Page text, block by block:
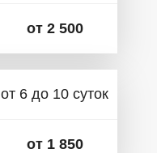
от 2 500
от 6 до 10 суток
от 1 850